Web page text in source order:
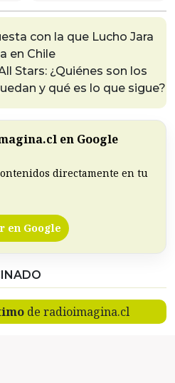
con la que Lucho Jara
en Chile
Stars: ¿Quiénes son los
y qué es lo que sigue?
en Google
directamente en tu
en Google
de radioimagina.cl